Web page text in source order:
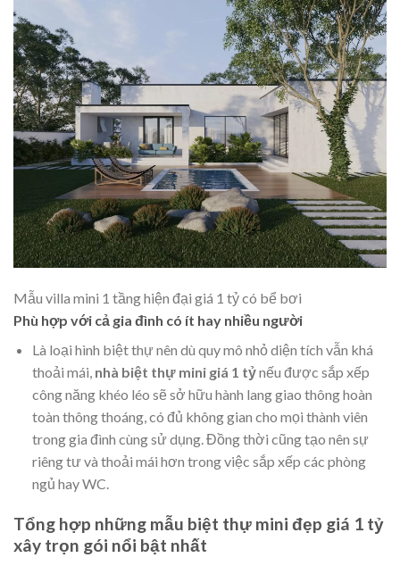
Mẫu villa mini 1 tầng hiện đại giá 1 tỷ có bể bơi
Phù hợp với cả gia đình có ít hay nhiều người
Là loại hình biệt thự nên dù quy mô nhỏ diện tích vẫn khá
thoải mái, nhà biệt thự mini giá 1 tỷnếu được sắp xếp
công năng khéo léo sẽ sở hữu hành lang giao thông hoàn
toàn thông thoáng, có đủ không gian cho mọi thành viên
trong gia đình cùng sử dụng. Đồng thời cũng tạo nên sự
riêng tư và thoải mái hơn trong việc sắp xếp các phòng
ngủ hay WC.
Tổng hợp những mẫu biệt thự mini đẹp giá 1 tỷ
xây trọn gói nổi bật nhất